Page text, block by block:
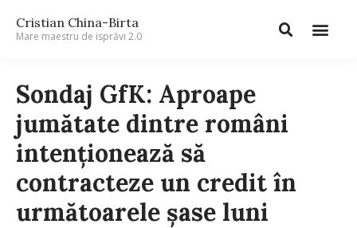
Cristian China-Birta
Mare maestru de isprăvi 2.0
Sondaj GfK: Aproape
jumătate dintre români
intenționează să
contracteze un credit în
următoarele șase luni